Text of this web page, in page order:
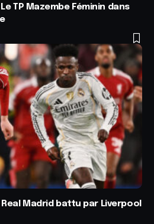
TP Mazembe Féminin dans
Real Madrid battu par Liverpool